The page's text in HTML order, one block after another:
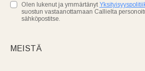
Olen lukenut ja ymmärtänyt
suostun vastaanottamaan Callielta
sähköpostitse.
MEISTÄ